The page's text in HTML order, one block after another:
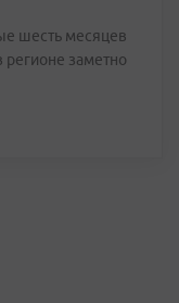
шесть месяцев
заметно